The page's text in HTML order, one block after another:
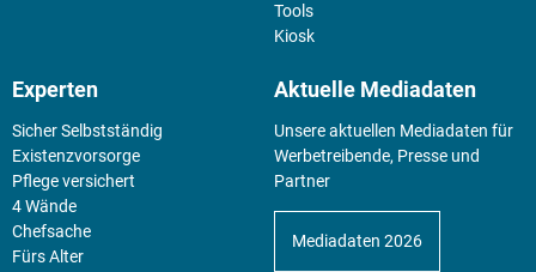
Tools
Kiosk
Experten
Sicher Selbstständig
Existenz­vorsorge
Pflege versichert
4 Wände
Chefsache
Fürs Alter
Aktuelle Mediadaten
Unsere aktuellen Mediadaten für
Werbetreibende, Presse und
Partner
Mediadaten 2026